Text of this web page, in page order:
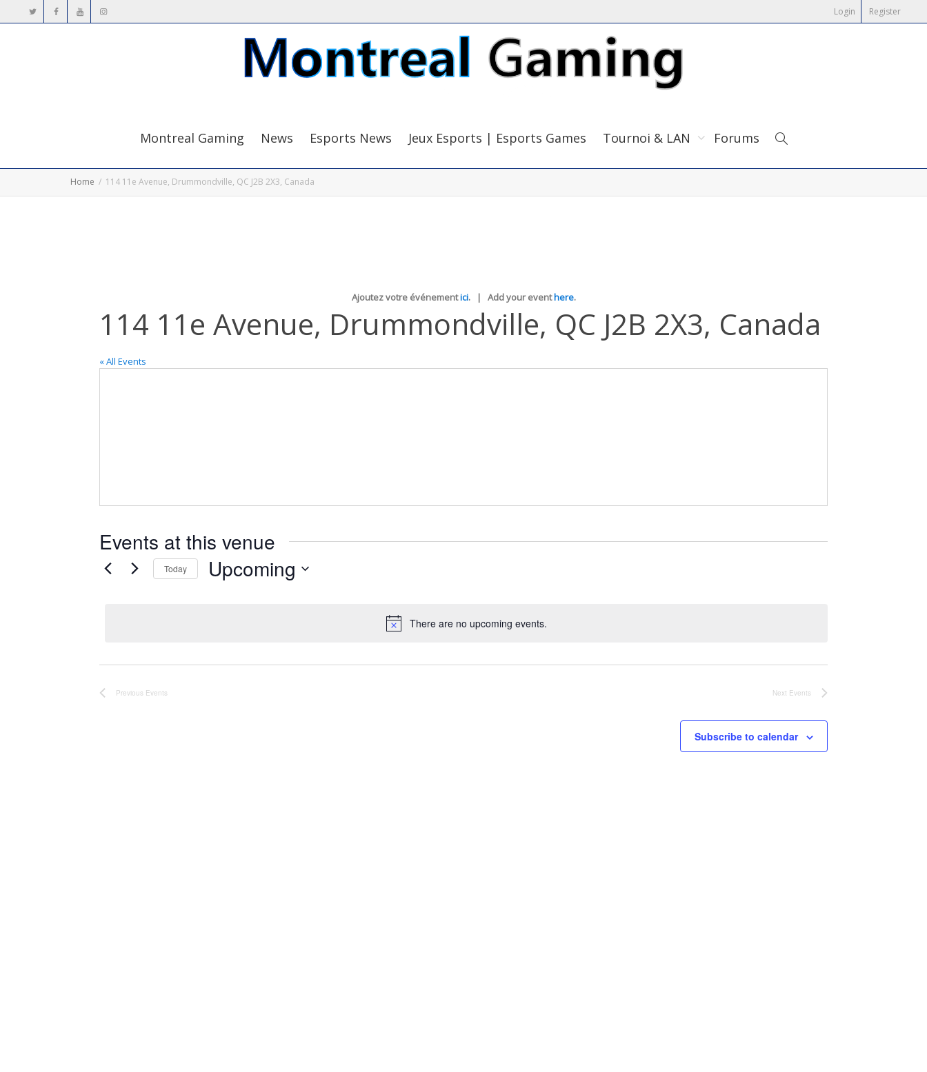
Login Register
Montreal Gaming News Esports News Jeux Esports | Esports Games Tournoi & LAN Forums
Home 114 11e Avenue, Drummondville, QC J2B 2X3, Canada
Ajoutez votre événementici. | Add your eventhere.
114 11e Avenue, Drummondville, QC J2B 2X3, Canada
« All Events
Events at this venue
Notice
There are no upcoming events.
Today Upcoming
Previous Events Next Events
Subscribe to calendar